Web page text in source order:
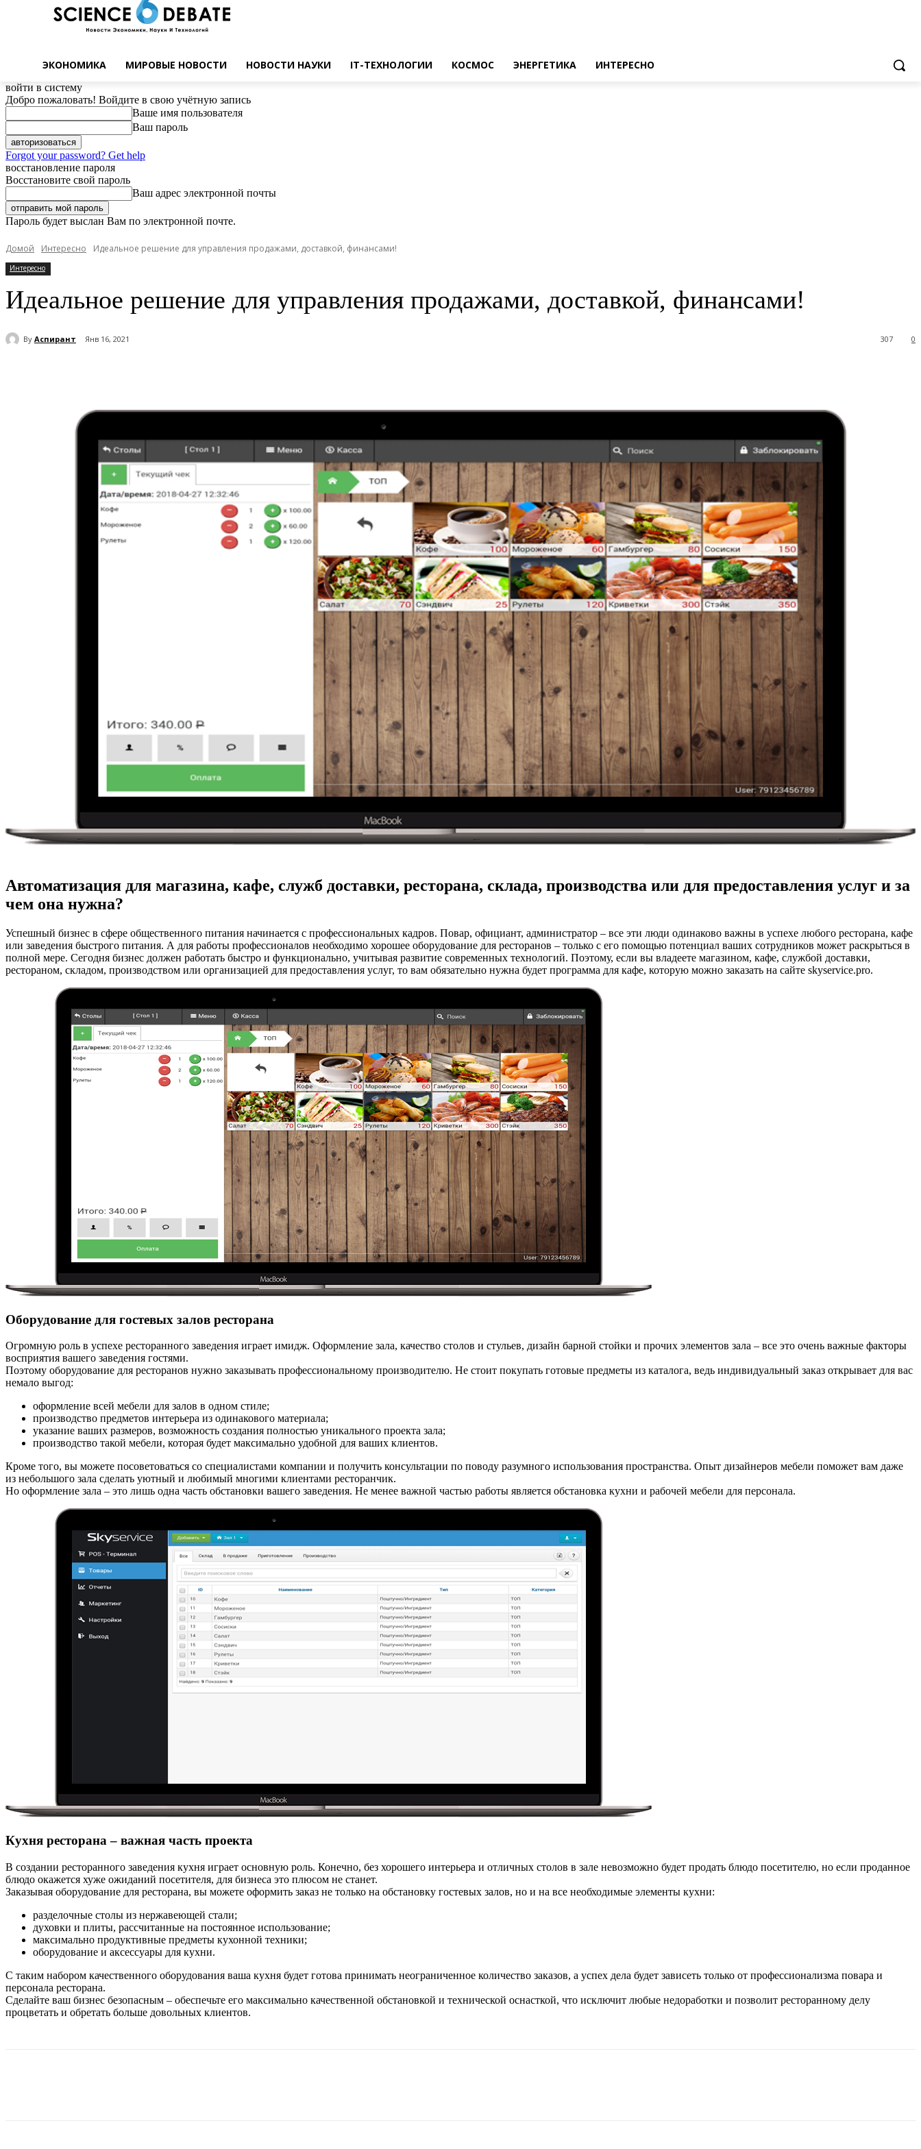
ЭКОНОМИКА МИРОВЫЕ НОВОСТИ НОВОСТИ НАУКИ IT-ТЕХНОЛОГИИ КОСМОС ЭНЕРГЕТИКА ИНТЕРЕСНО
войти в систему
Добро пожаловать! Войдите в свою учётную запись
Ваше имя пользователя
Ваш пароль
Forgot your password? Get help
восстановление пароля
Восстановите свой пароль
Ваш адрес электронной почты
Пароль будет выслан Вам по электронной почте.
Домой Интересно Идеальное решение для управления продажами, доставкой, финансами!
Интересно
Идеальное решение для управления продажами, доставкой, финансами!
By Аспирант Янв 16, 2021 0
307
Автоматизация для магазина, кафе, служб доставки, ресторана, склада, производства или для предоставления услуг и за
чем она нужна?
Успешный бизнес в сфере общественного питания начинается с профессиональных кадров. Повар, официант, администратор – все эти люди одинаково важны в успехе любого ресторана, кафе
или заведения быстрого питания. А для работы профессионалов необходимо хорошее оборудование для ресторанов – только с его помощью потенциал ваших сотрудников может раскрыться в
полной мере. Сегодня бизнес должен работать быстро и функционально, учитывая развитие современных технологий. Поэтому, если вы владеете магазином, кафе, службой доставки,
рестораном, складом, производством или организацией для предоставления услуг, то вам обязательно нужна будет программа для кафе, которую можно заказать на сайте skyservice.pro.
Оборудование для гостевых залов ресторана
Огромную роль в успехе ресторанного заведения играет имидж. Оформление зала, качество столов и стульев, дизайн барной стойки и прочих элементов зала – все это очень важные факторы
восприятия вашего заведения гостями.
Поэтому оборудование для ресторанов нужно заказывать профессиональному производителю. Не стоит покупать готовые предметы из каталога, ведь индивидуальный заказ открывает для вас
немало выгод:
оформление всей мебели для залов в одном стиле;
производство предметов интерьера из одинакового материала;
указание ваших размеров, возможность создания полностью уникального проекта зала;
производство такой мебели, которая будет максимально удобной для ваших клиентов.
Кроме того, вы можете посоветоваться со специалистами компании и получить консультации по поводу разумного использования пространства. Опыт дизайнеров мебели поможет вам даже
из небольшого зала сделать уютный и любимый многими клиентами ресторанчик.
Но оформление зала – это лишь одна часть обстановки вашего заведения. Не менее важной частью работы является обстановка кухни и рабочей мебели для персонала.
Кухня ресторана – важная часть проекта
В создании ресторанного заведения кухня играет основную роль. Конечно, без хорошего интерьера и отличных столов в зале невозможно будет продать блюдо посетителю, но если проданное
блюдо окажется хуже ожиданий посетителя, для бизнеса это плюсом не станет.
Заказывая оборудование для ресторана, вы можете оформить заказ не только на обстановку гостевых залов, но и на все необходимые элементы кухни:
разделочные столы из нержавеющей стали;
духовки и плиты, рассчитанные на постоянное использование;
максимально продуктивные предметы кухонной техники;
оборудование и аксессуары для кухни.
С таким набором качественного оборудования ваша кухня будет готова принимать неограниченное количество заказов, а успех дела будет зависеть только от профессионализма повара и
персонала ресторана.
Сделайте ваш бизнес безопасным – обеспечьте его максимально качественной обстановкой и технической оснасткой, что исключит любые недоработки и позволит ресторанному делу
процветать и обретать больше довольных клиентов.